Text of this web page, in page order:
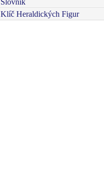
Slovník
Klíč Heraldických Figur